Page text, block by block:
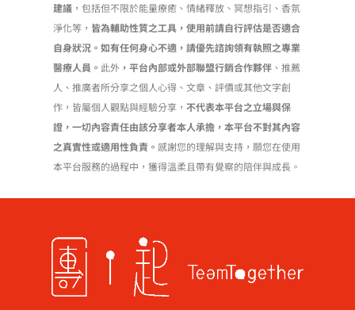
建議 ，包括但不限於能量療癒、情緒釋放、冥想指引、香氛
淨化等， 皆為輔助性質之工具，使用前請自行評估是否適合
自身狀況。如有任何身心不適，請優先諮詢領有執照之專業
醫療人員。 此外 ，平台內部或外部聯盟行銷合作夥伴 、推薦
人、推廣者所分享之個人心得、文章、評價或其他文字創
作，皆屬個人觀點與經驗分享，不代表本平台之立場與保
證，一切內容責任由該分享者本人承擔，本平台不對其內容
之真實性或適用性負責。 感謝您的理解與支持，願您在使用
本平台服務的過程中，獲得溫柔且帶有覺察的陪伴與成長。